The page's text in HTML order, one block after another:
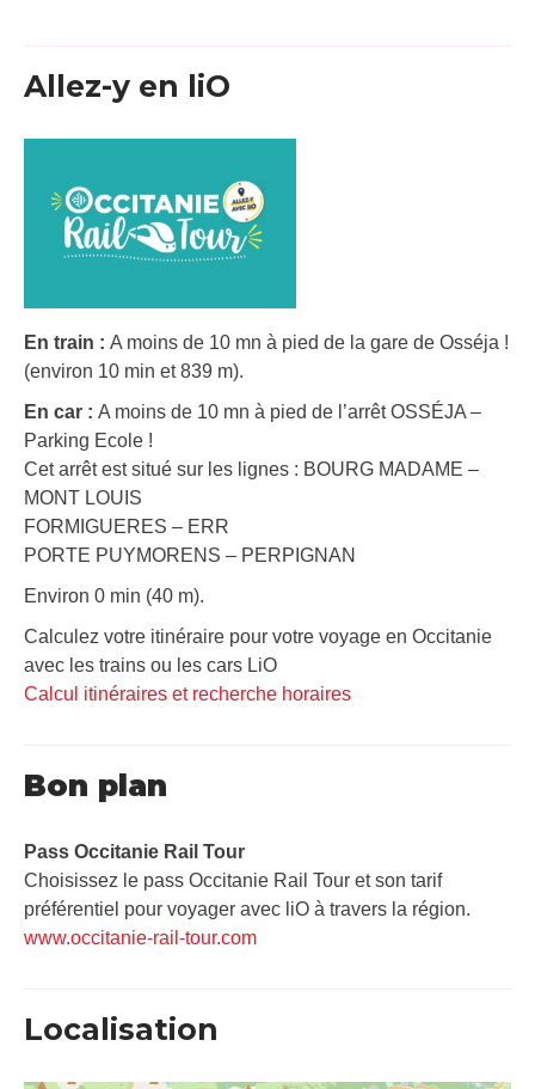
Allez-y en liO
En train : A moins de 10 mn à pied de la gare de Osséja !
(environ 10 min et 839 m).
En car : A moins de 10 mn à pied de l’arrêt OSSÉJA –
Parking Ecole !
Cet arrêt est situé sur les lignes : BOURG MADAME –
MONT LOUIS
FORMIGUERES – ERR
PORTE PUYMORENS – PERPIGNAN
Environ 0 min (40 m).
Calculez votre itinéraire pour votre voyage en Occitanie
avec les trains ou les cars LiO
Calcul itinéraires et recherche horaires
Bon plan
Pass Occitanie Rail Tour​
Choisissez le pass Occitanie Rail Tour et son tarif
préférentiel pour voyager avec liO à travers la région.
www.occitanie-rail-tour.com
Localisation